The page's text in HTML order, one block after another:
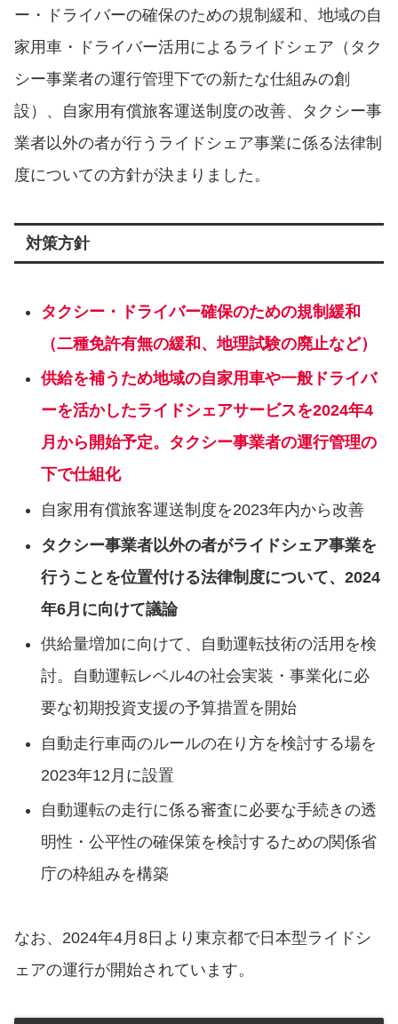
ー・ドライバーの確保のための規制緩和、地域の⾃
家⽤⾞・ドライバー活⽤によるライドシェア（タク
シー事業者の運⾏管理下での新たな仕組みの創
設）、⾃家⽤有償旅客運送制度の改善、タクシー事
業者以外の者が⾏うライドシェア事業に係る法律制
度についての方針が決まりました。
対策方針
タクシー・ドライバー確保のための規制緩和
（二種免許有無の緩和、地理試験の廃⽌など）
供給を補うため地域の⾃家⽤⾞や⼀般ドライバ
ーを活かしたライドシェアサービスを2024年4
⽉から開始予定。タクシー事業者の運⾏管理の
下で仕組化
⾃家⽤有償旅客運送制度を2023年内から改善
タクシー事業者以外の者がライドシェア事業を
⾏うことを位置付ける法律制度について、2024
年6⽉に向けて議論
供給量増加に向けて、自動運転技術の活用を検
討。⾃動運転レベル4の社会実装・事業化に必
要な初期投資⽀援の予算措置を開始
⾃動⾛⾏⾞両のルールの在り⽅を検討する場を
2023年12⽉に設置
⾃動運転の⾛⾏に係る審査に必要な⼿続きの透
明性・公平性の確保策を検討するための関係省
庁の枠組みを構築
なお、2024年4月8日より東京都で日本型ライドシ
ェアの運行が開始されています。